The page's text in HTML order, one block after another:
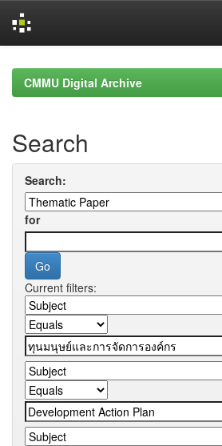
navigationCMMU Digital Archive
Search
Search:
for
Current filters: